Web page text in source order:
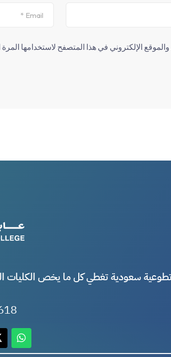
الإلكتروني في هذا المتصفح لاستخدامها
سعودية تغطي كل ما يخص الكليات
+